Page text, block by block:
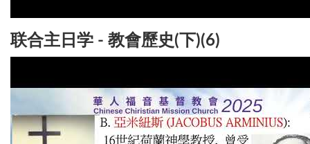
联合主日学 - 教會歷史(下)(6)